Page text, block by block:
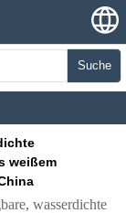
Suche
weißem
wasserdichte